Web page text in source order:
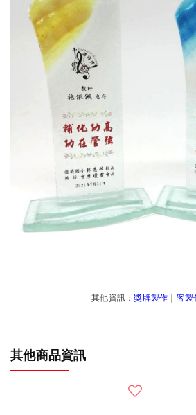
其他資訊：獎牌製作 客製
其他商品資訊